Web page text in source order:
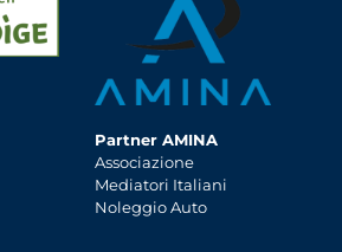
Partner AMINA
Associazione
Mediatori Italiani
Noleggio Auto